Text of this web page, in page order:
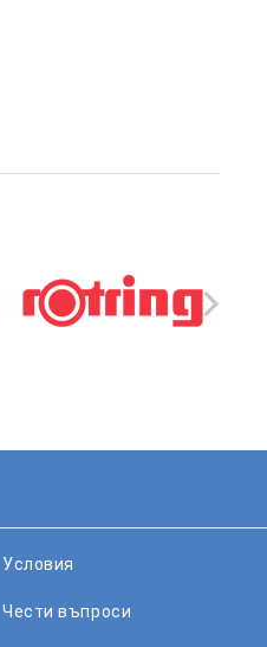
Условия
Чести въпроси